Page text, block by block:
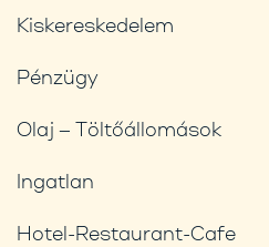
Kiskereskedelem
Pénzügy
Olaj – Töltőállomások
Ingatlan
Hotel-Restaurant-Cafe